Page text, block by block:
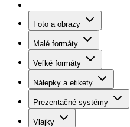
Foto a obrazy
Malé formáty
Veľké formáty
Nálepky a etikety
Prezentačné systémy
Vlajky